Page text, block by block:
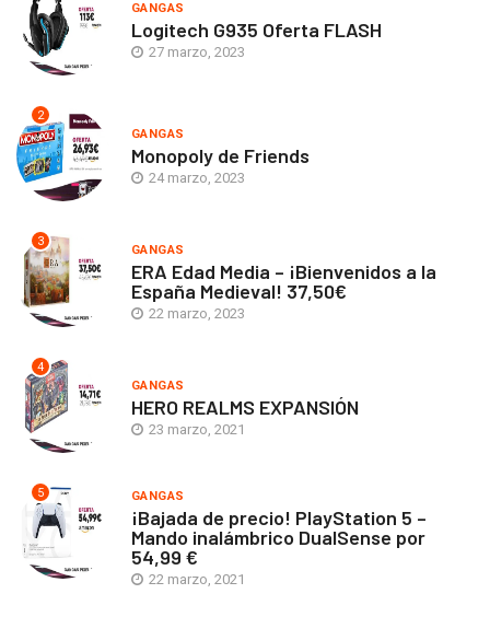
GANGAS
Logitech G935 Oferta FLASH
27 marzo, 2023
2
GANGAS
Monopoly de Friends
24 marzo, 2023
3
GANGAS
ERA Edad Media – ¡Bienvenidos a la
España Medieval! 37,50€
22 marzo, 2023
4
GANGAS
HERO REALMS EXPANSIÓN
23 marzo, 2021
5 GANGAS
¡Bajada de precio! PlayStation 5 –
Mando inalámbrico DualSense por
54,99 €
22 marzo, 2021